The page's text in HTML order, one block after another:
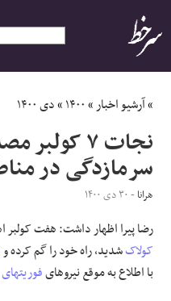
ایران
سیاسی
اقتصاد
ورزشی
جهان
»آرشیو اخبار»۱۴۰۰»دی ۱۴۰۰
نجات ۷
سرمازدگی در
هرانا - ۳۰ دی ۱۴۰۰
رضا پیرا اظهار داشت: هفت کولبر
کولاکشدید، راه خود را گم کرده و
با اطلاع به موقع نیروهای